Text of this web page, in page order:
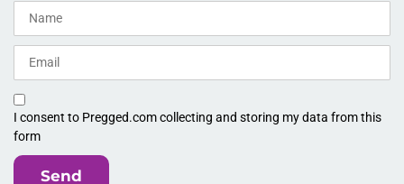
I consent to Pregged.com collecting and storing my data from this
form
Send